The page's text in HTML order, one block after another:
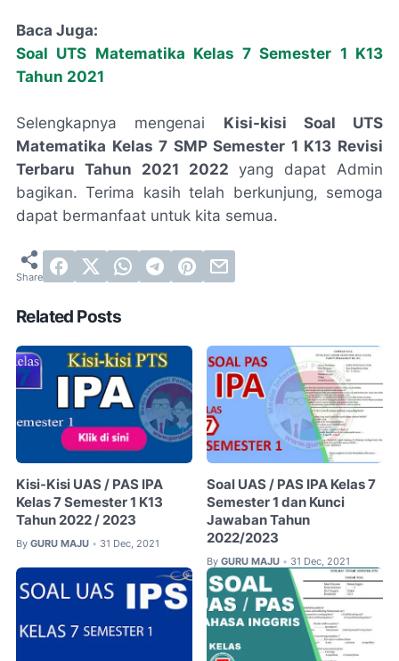
Baca Juga:
Soal UTS Matematika Kelas 7 Semester 1 K13
Tahun 2021
Selengkapnya mengenai Kisi-kisi Soal UTS
Matematika Kelas 7 SMP Semester 1 K13 Revisi
Terbaru Tahun 2021 2022 yang dapat Admin
bagikan. Terima kasih telah berkunjung, semoga
dapat bermanfaat untuk kita semua.
Related Posts
Kisi-Kisi UAS / PAS IPA
Kelas 7 Semester 1 K13
Tahun 2022 / 2023
By GURU MAJU • 31 Dec, 2021
Soal UAS / PAS IPA Kelas 7
Semester 1 dan Kunci
Jawaban Tahun
2022/2023
By GURU MAJU • 31 Dec, 2021